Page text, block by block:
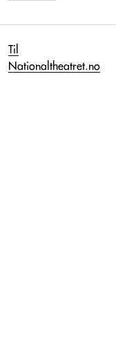
Til
Nationaltheatret.no